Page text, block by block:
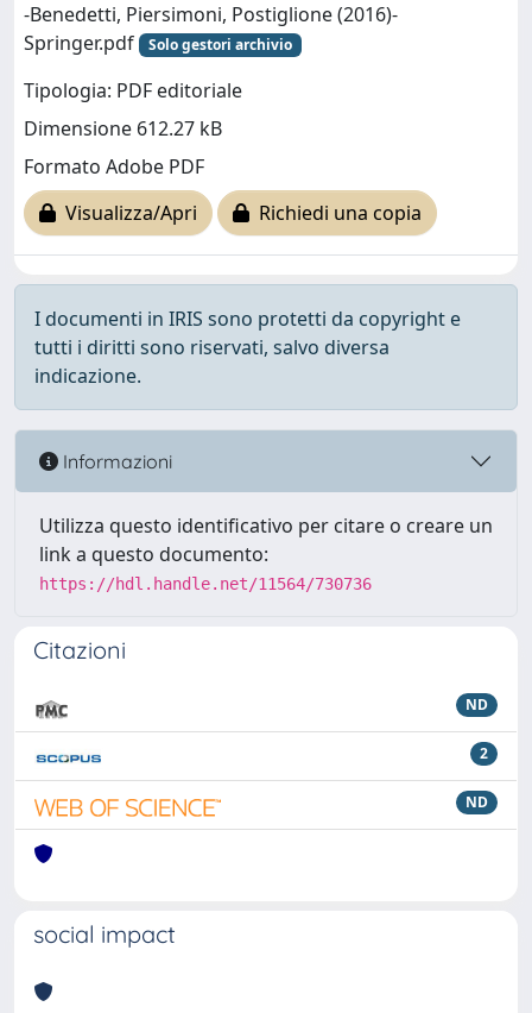
-Benedetti, Piersimoni, Postiglione (2016)-
Springer.pdf
Solo gestori archivio
Tipologia: PDF editoriale
Dimensione 612.27 kB
Formato Adobe PDF
Visualizza/Apri
Richiedi una copia
I documenti in IRIS sono protetti da copyright e
tutti i diritti sono riservati, salvo diversa
indicazione.
Informazioni
Utilizza questo identificativo per citare o creare un
link a questo documento:
https://hdl.handle.net/11564/730736
Citazioni
ND
2
ND
social impact